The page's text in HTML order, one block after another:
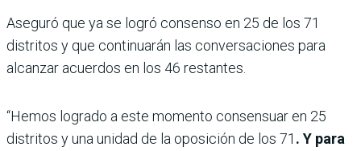
Aseguró que ya se logró consenso en 25 de los 71
distritos y que continuarán las conversaciones para
alcanzar acuerdos en los 46 restantes.
“Hemos logrado a este momento consensuar en 25
distritos y una unidad de la oposición de los 71 . Y para